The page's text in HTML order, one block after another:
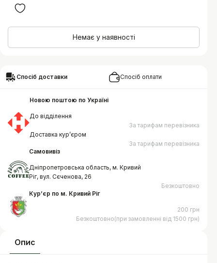
Немає у наявності
Опис
Спосіб доставки Спосіб оплати
Новою поштою по Україні
До відділення
За тарифам перевізника
Доставка курʼєром
За тарифам перевізника
Самовивіз
Дніпропетровська область, м. Кривий
Ріг, вул. Сєченова, 26
Безкоштовно
Курʼєр по м. Кривий Ріг
200 грн
Безкоштовно(при замовленні від 1500 грн)